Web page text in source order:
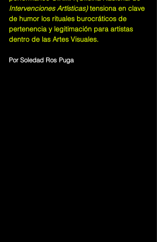
Intervenciones Artísticas) tensiona en clave
de humor los rituales burocráticos de
pertenencia y legitimación para artistas
dentro de las Artes Visuales.
Por Soledad Ros Puga